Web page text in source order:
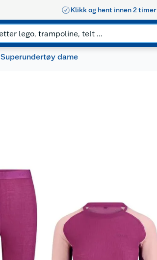
Klikk og hent innen 2 timer
Superundertøy dame